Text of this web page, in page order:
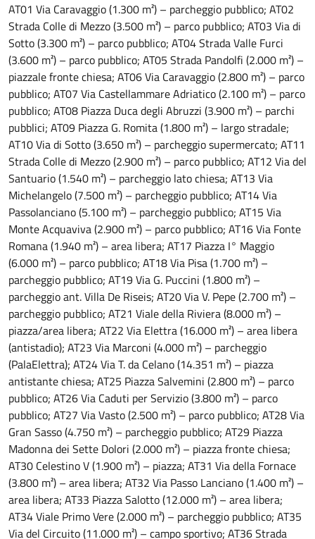
AT01 Via Caravaggio (1.300 m²) – parcheggio pubblico; AT02
Strada Colle di Mezzo (3.500 m²) – parco pubblico; AT03 Via di
Sotto (3.300 m²) – parco pubblico; AT04 Strada Valle Furci
(3.600 m²) – parco pubblico; AT05 Strada Pandolfi (2.000 m²) –
piazzale fronte chiesa; AT06 Via Caravaggio (2.800 m²) – parco
pubblico; AT07 Via Castellammare Adriatico (2.100 m²) – parco
pubblico; AT08 Piazza Duca degli Abruzzi (3.900 m²) – parchi
pubblici; AT09 Piazza G. Romita (1.800 m²) – largo stradale;
AT10 Via di Sotto (3.650 m²) – parcheggio supermercato; AT11
Strada Colle di Mezzo (2.900 m²) – parco pubblico; AT12 Via del
Santuario (1.540 m²) – parcheggio lato chiesa; AT13 Via
Michelangelo (7.500 m²) – parcheggio pubblico; AT14 Via
Passolanciano (5.100 m²) – parcheggio pubblico; AT15 Via
Monte Acquaviva (2.900 m²) – parco pubblico; AT16 Via Fonte
Romana (1.940 m²) – area libera; AT17 Piazza I° Maggio
(6.000 m²) – parco pubblico; AT18 Via Pisa (1.700 m²) –
parcheggio pubblico; AT19 Via G. Puccini (1.800 m²) –
parcheggio ant. Villa De Riseis; AT20 Via V. Pepe (2.700 m²) –
parcheggio pubblico; AT21 Viale della Riviera (8.000 m²) –
piazza/area libera; AT22 Via Elettra (16.000 m²) – area libera
(antistadio); AT23 Via Marconi (4.000 m²) – parcheggio
(PalaElettra); AT24 Via T. da Celano (14.351 m²) – piazza
antistante chiesa; AT25 Piazza Salvemini (2.800 m²) – parco
pubblico; AT26 Via Caduti per Servizio (3.800 m²) – parco
pubblico; AT27 Via Vasto (2.500 m²) – parco pubblico; AT28 Via
Gran Sasso (4.750 m²) – parcheggio pubblico; AT29 Piazza
Madonna dei Sette Dolori (2.000 m²) – piazza fronte chiesa;
AT30 Celestino V (1.900 m²) – piazza; AT31 Via della Fornace
(3.800 m²) – area libera; AT32 Via Passo Lanciano (1.400 m²) –
area libera; AT33 Piazza Salotto (12.000 m²) – area libera;
AT34 Viale Primo Vere (2.000 m²) – parcheggio pubblico; AT35
Via del Circuito (11.000 m²) – campo sportivo; AT36 Strada